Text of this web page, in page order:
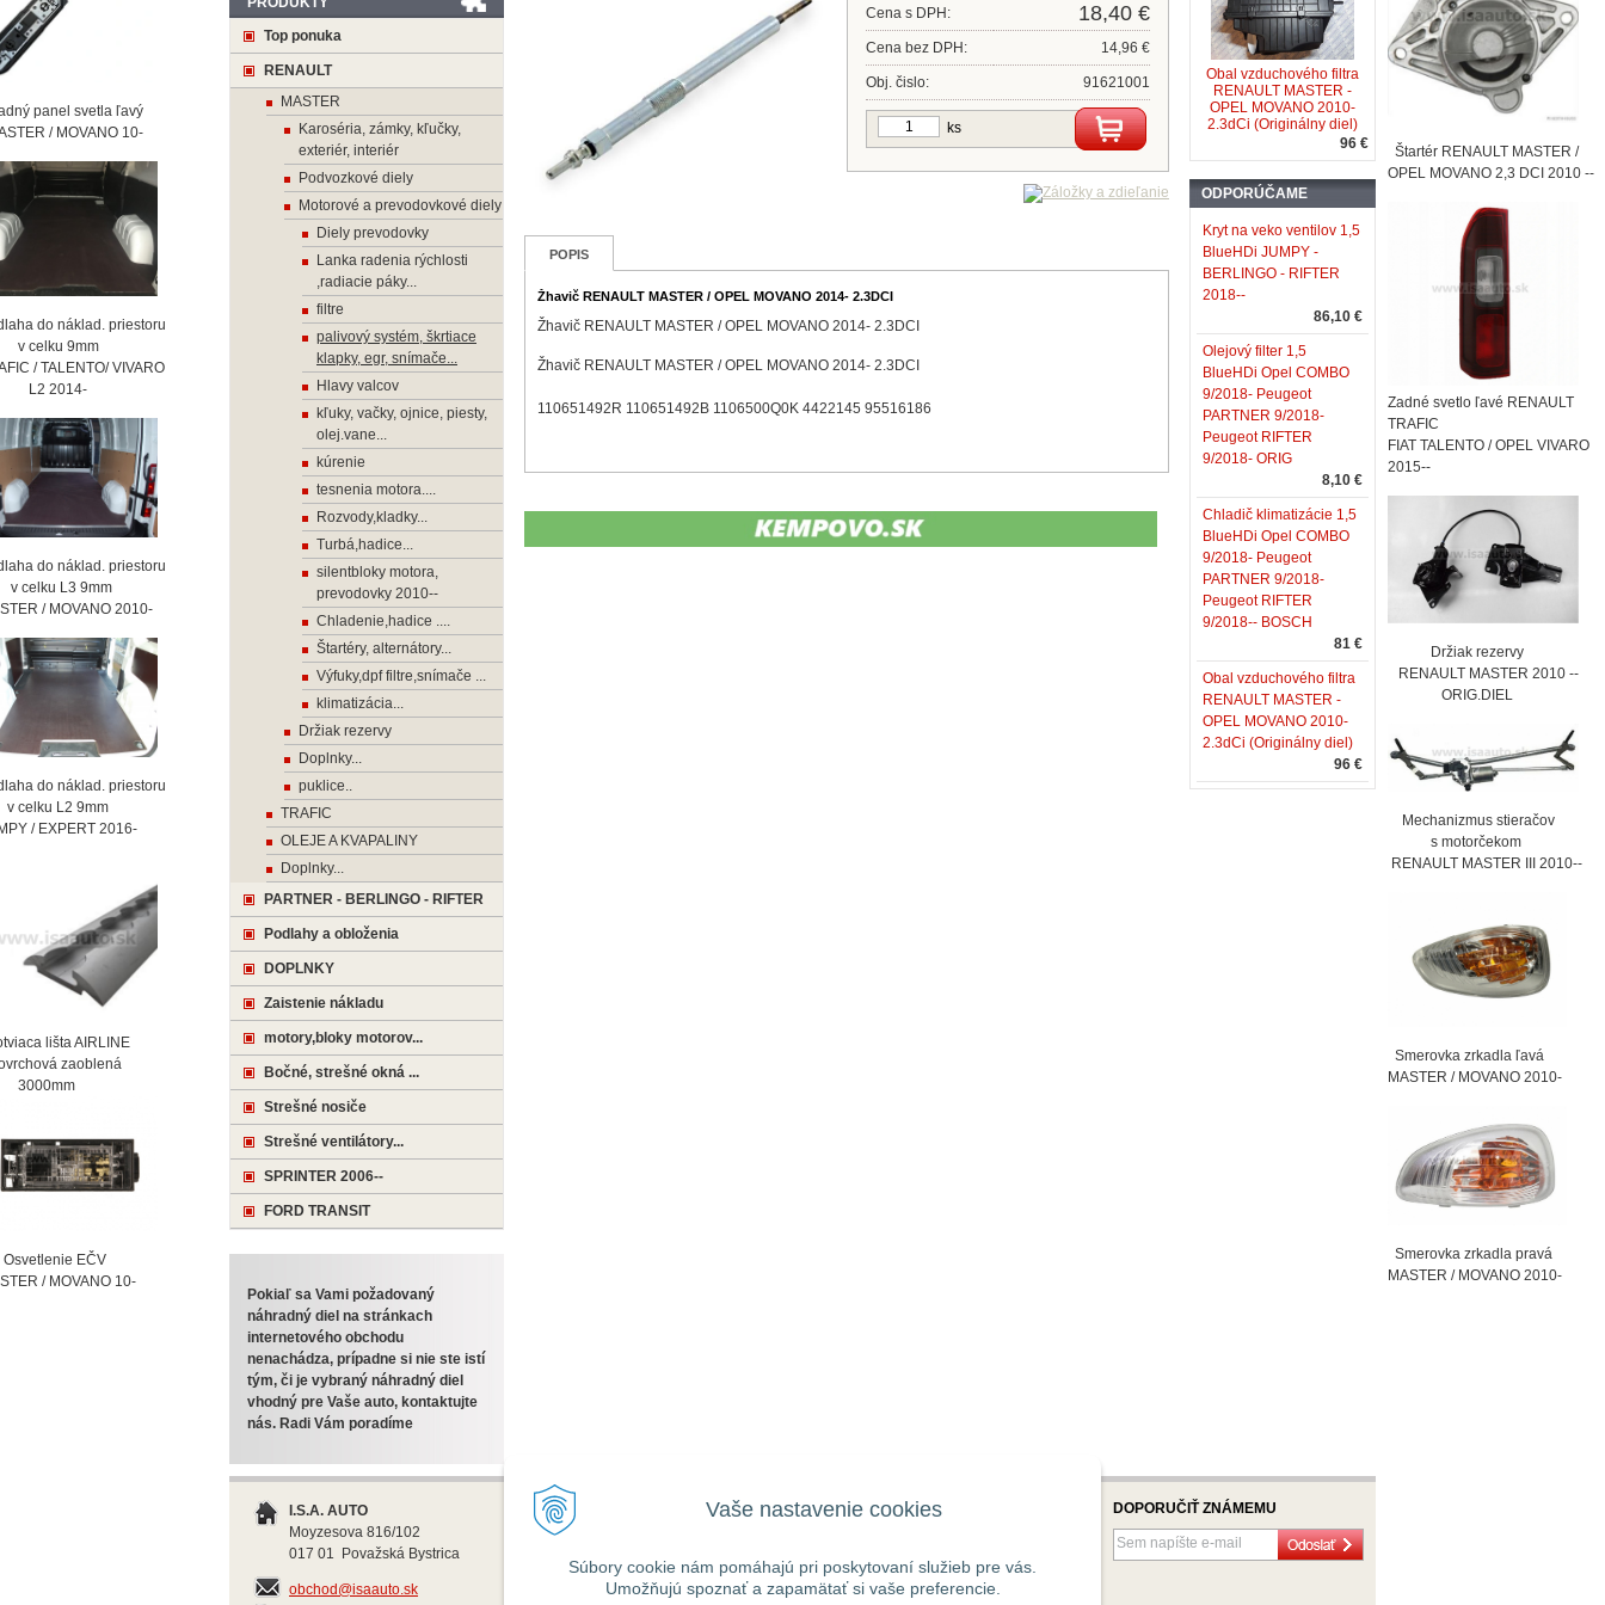
Vaše nastavenie cookies
Súbory cookie nám pomáhajú pri poskytovaní služieb pre vás.
Umožňujú spoznať a zapamätať si vaše preferencie.
Cena s DPH: 18,40 €
Cena bez DPH: 14,96 €
Obj. čislo: 91621001
ks
POPIS
Žhavič RENAULT MASTER / OPEL MOVANO 2014- 2.3DCI
Žhavič RENAULT MASTER / OPEL MOVANO 2014- 2.3DCI
Žhavič RENAULT MASTER / OPEL MOVANO 2014- 2.3DCI
110651492R 110651492B 1106500Q0K 4422145 95516186
Obal vzduchového filtra
RENAULT MASTER -
OPEL MOVANO 2010-
2.3dCi (Originálny diel)
96 €
ODPORÚČAME
Kryt na veko ventilov 1,5
BlueHDi JUMPY -
BERLINGO - RIFTER
2018--
86,10 €
Olejový filter 1,5
BlueHDi Opel COMBO
9/2018- Peugeot
PARTNER 9/2018-
Peugeot RIFTER
9/2018- ORIG
8,10 €
Chladič klimatizácie 1,5
BlueHDi Opel COMBO
9/2018- Peugeot
PARTNER 9/2018-
Peugeot RIFTER
9/2018-- BOSCH
81 €
Obal vzduchového filtra
RENAULT MASTER -
OPEL MOVANO 2010-
2.3dCi (Originálny diel)
96 €
Top ponuka
RENAULT
MASTER
Karoséria, zámky, kľučky,
exteriér, interiér
Podvozkové diely
Motorové a prevodovkové diely
Diely prevodovky
Lanka radenia rýchlosti
,radiacie páky...
filtre
palivový systém, škrtiace
klapky, egr, snímače...
Hlavy valcov
kľuky, vačky, ojnice, piesty,
olej.vane...
kúrenie
tesnenia motora....
Rozvody,kladky...
Turbá,hadice...
silentbloky motora,
prevodovky 2010--
Chladenie,hadice ....
Štartéry, alternátory...
Výfuky,dpf filtre,snímače ...
klimatizácia...
Držiak rezervy
Doplnky...
puklice..
TRAFIC
OLEJE A KVAPALINY
Doplnky...
PARTNER - BERLINGO - RIFTER
Podlahy a obloženia
DOPLNKY
Zaistenie nákladu
motory,bloky motorov...
Bočné, strešné okná ...
Strešné nosiče
Strešné ventilátory...
SPRINTER 2006--
FORD TRANSIT
Pokiaľ sa Vami požadovaný
náhradný diel na stránkach
internetového obchodu
nenachádza, prípadne si nie ste istí
tým, či je vybraný náhradný diel
vhodný pre Vaše auto, kontaktujte
nás. Radi Vám poradíme
I.S.A. AUTO
Moyzesova 816/102
017 01 Považská Bystrica
obchod@isaauto.sk
VŠEOBECNÉ
Ako nakupovať
Informácie
Obchodné podmienky
UŽITOČNÉ
Registrácia
Zabudnuté heslo
DOPORUČIŤ ZNÁMEMU
panel svetla ľavý
/ MOVANO 10-
do náklad. priestoru
9mm
/ TALENTO/ VIVARO
2014-
do náklad. priestoru
L3 9mm
/ MOVANO 2010-
do náklad. priestoru
L2 9mm
/ EXPERT 2016-
lišta AIRLINE
zaoblená
EČV
/ MOVANO 10-
Štartér RENAULT MASTER /
OPEL MOVANO 2,3 DCI 2010 --
Zadné svetlo ľavé RENAULT
TRAFIC
FIAT TALENTO / OPEL VIVARO
2015--
Držiak rezervy
RENAULT MASTER 2010 --
ORIG.DIEL
Mechanizmus stieračov
s motorčekom
RENAULT MASTER III 2010--
Smerovka zrkadla ľavá
MASTER / MOVANO 2010-
Smerovka zrkadla pravá
MASTER / MOVANO 2010-